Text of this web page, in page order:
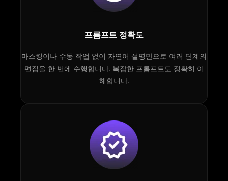
프롬프트 정확도
마스킹이나 수동 작업 없이 자연어 설명만으로 여러 단계의
편집을 한 번에 수행합니다. 복잡한 프롬프트도 정확히 이
해합니다.